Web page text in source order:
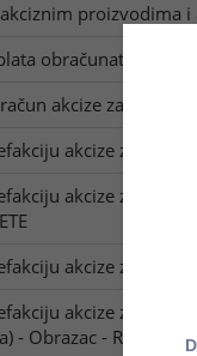
proizvodima
obračunate
akcize za mart
akcize za
akcize za
akcize za
akcize za
Obrazac - REF-T